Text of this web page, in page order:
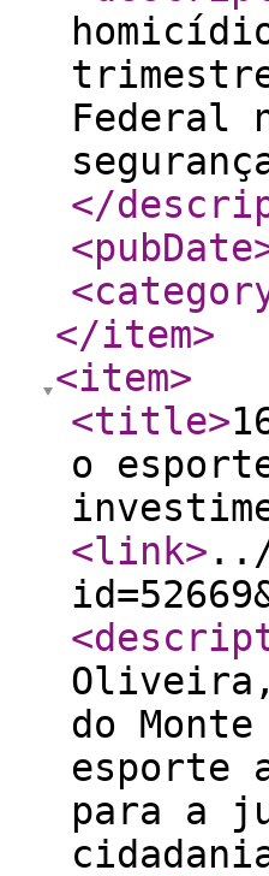
Federal
</
<pubDate
</item>
<item>
<title>
o
<link> ../
do
esporte
para a